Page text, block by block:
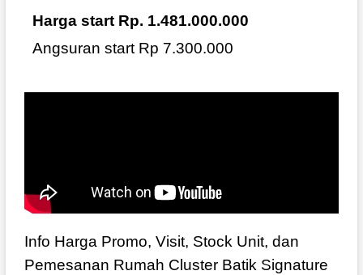
Harga start Rp. 1.481.000.000
Angsuran start Rp 7.300.000
Info Harga Promo, Visit, Stock Unit, dan
Pemesanan Rumah Cluster Batik Signature